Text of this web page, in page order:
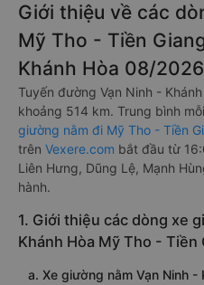
Giới thiệu về các
Mỹ Tho - Tiền
Khánh Hòa 08/2026
Tuyến đường Vạn Ninh -
khoảng 514 km. Trung bình
giường nằm đi Mỹ Tho - Tiền
trên Vexere.com bắt đầu từ
Liên Hưng, Dũng Lệ, Mạnh
hành.
1. Giới thiệu các dòng xe
Khánh Hòa Mỹ Tho - Tiền
a. Xe giường nằm Vạn Ninh -